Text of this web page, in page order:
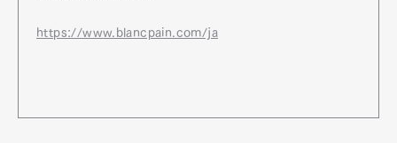
https://www.blancpain.com/ja